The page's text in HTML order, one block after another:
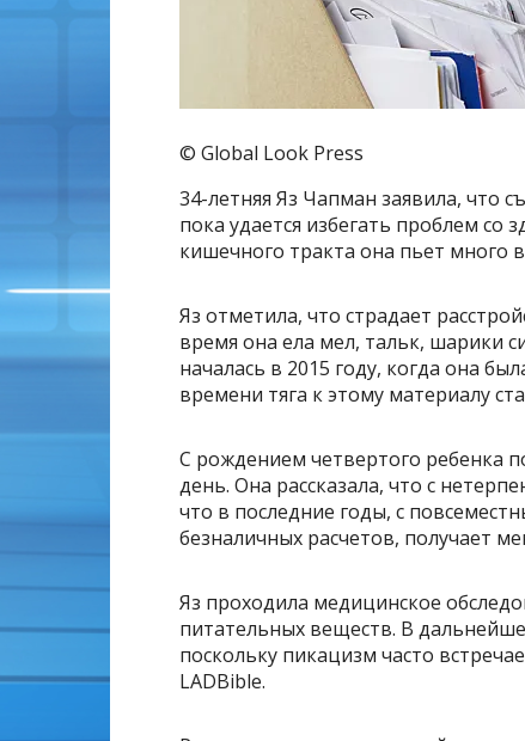
© Global Look Press
34-летняя Яз Чапман заявила, что
пока удается избегать проблем
кишечного тракта она пьет много
Яз отметила, что страдает
время она ела мел, тальк, шарики
началась в 2015 году, когда она
времени тяга к этому материалу
С рождением четвертого ребенка
день. Она рассказала, что с
что в последние годы, с
безналичных расчетов, получает
Яз проходила медицинское
питательных веществ. В
поскольку пикацизм часто
LADBible.